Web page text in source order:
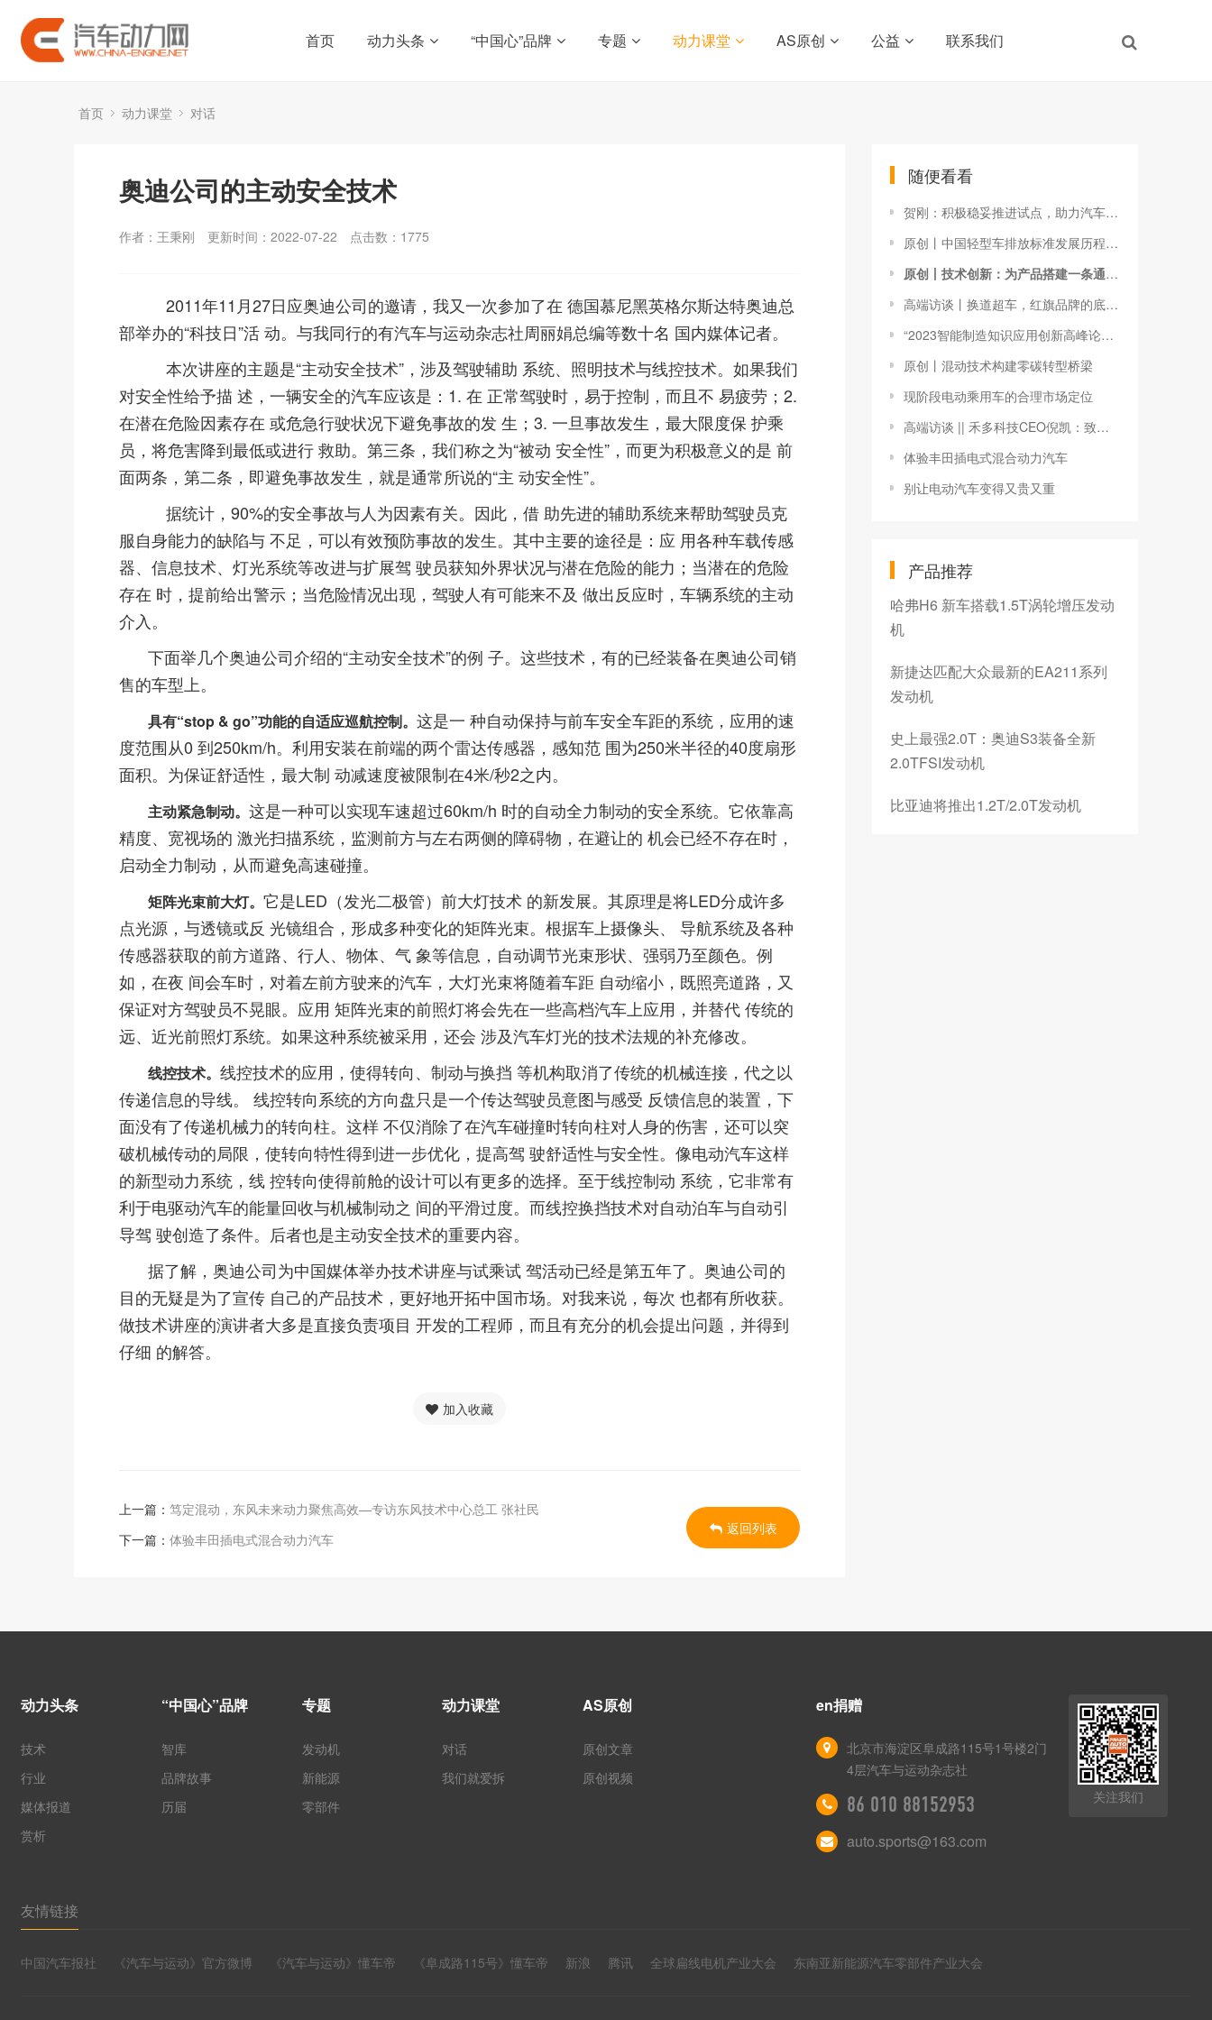
首页 动力头条 “中国心”品牌 专题 动力课堂 AS原创 公益 联系我们
首页 动力课堂 对话
奥迪公司的主动安全技术
作者：王秉刚 更新时间：2022-07-22 点击数： 1775
2011年11月27日应奥迪公司的邀请，我又一次参加了在 德国慕尼黑英格尔斯达特奥迪总
部举办的“科技日”活 动。与我同行的有汽车与运动杂志社周丽娟总编等数十名 国内媒体记者。
本次讲座的主题是“主动安全技术”，涉及驾驶辅助 系统、照明技术与线控技术。如果我们
对安全性给予描 述，一辆安全的汽车应该是：1. 在 正常驾驶时，易于控制，而且不 易疲劳；2.
在潜在危险因素存在 或危急行驶状况下避免事故的发 生；3. 一旦事故发生，最大限度保 护乘
员，将危害降到最低或进行 救助。第三条，我们称之为“被动 安全性”，而更为积极意义的是 前
面两条，第二条，即避免事故发生，就是通常所说的“主 动安全性”。
据统计，90%的安全事故与人为因素有关。因此，借 助先进的辅助系统来帮助驾驶员克
服自身能力的缺陷与 不足，可以有效预防事故的发生。其中主要的途径是：应 用各种车载传感
器、信息技术、灯光系统等改进与扩展驾 驶员获知外界状况与潜在危险的能力；当潜在的危险
存在 时，提前给出警示；当危险情况出现，驾驶人有可能来不及 做出反应时，车辆系统的主动
介入。
下面举几个奥迪公司介绍的“主动安全技术”的例 子。这些技术，有的已经装备在奥迪公司销
售的车型上。
具有“stop & go”功能的自适应巡航控制。 这是一 种自动保持与前车安全车距的系统，应用的速
度范围从0 到250km/h。利用安装在前端的两个雷达传感器，感知范 围为250米半径的40度扇形
面积。为保证舒适性，最大制 动减速度被限制在4米/秒2之内。
主动紧急制动。 这是一种可以实现车速超过60km/h 时的自动全力制动的安全系统。它依靠高
精度、宽视场的 激光扫描系统，监测前方与左右两侧的障碍物，在避让的 机会已经不存在时，
启动全力制动，从而避免高速碰撞。
矩阵光束前大灯。 它是LED（发光二极管）前大灯技术 的新发展。其原理是将LED分成许多
点光源，与透镜或反 光镜组合，形成多种变化的矩阵光束。根据车上摄像头、 导航系统及各种
传感器获取的前方道路、行人、物体、气 象等信息，自动调节光束形状、强弱乃至颜色。例
如，在夜 间会车时，对着左前方驶来的汽车，大灯光束将随着车距 自动缩小，既照亮道路，又
保证对方驾驶员不晃眼。应用 矩阵光束的前照灯将会先在一些高档汽车上应用，并替代 传统的
远、近光前照灯系统。如果这种系统被采用，还会 涉及汽车灯光的技术法规的补充修改。
线控技术。 线控技术的应用，使得转向、制动与换挡 等机构取消了传统的机械连接，代之以
传递信息的导线。 线控转向系统的方向盘只是一个传达驾驶员意图与感受 反馈信息的装置，下
面没有了传递机械力的转向柱。这样 不仅消除了在汽车碰撞时转向柱对人身的伤害，还可以突
破机械传动的局限，使转向特性得到进一步优化，提高驾 驶舒适性与安全性。像电动汽车这样
的新型动力系统，线 控转向使得前舱的设计可以有更多的选择。至于线控制动 系统，它非常有
利于电驱动汽车的能量回收与机械制动之 间的平滑过度。而线控换挡技术对自动泊车与自动引
导驾 驶创造了条件。后者也是主动安全技术的重要内容。
据了解，奥迪公司为中国媒体举办技术讲座与试乘试 驾活动已经是第五年了。奥迪公司的
目的无疑是为了宣传 自己的产品技术，更好地开拓中国市场。对我来说，每次 也都有所收获。
做技术讲座的演讲者大多是直接负责项目 开发的工程师，而且有充分的机会提出问题，并得到
仔细 的解答。
加入收藏
上一篇： 笃定混动，东风未来动力聚焦高效—专访东风技术中心总工 张社民
下一篇： 体验丰田插电式混合动力汽车
返回列表
随便看看
贺刚：积极稳妥推进试点，助力汽车自动驾驶商业化应用
原创丨中国轻型车排放标准发展历程和污染控制技术对策
原创丨技术创新：为产品搭建一条通向消费者的桥
高端访谈丨换道超车，红旗品牌的底气来自哪里？
“2023智能制造知识应用创新高峰论坛”精选演讲二：李培根院士
原创丨混动技术构建零碳转型桥梁
现阶段电动乘用车的合理市场定位
高端访谈 || 禾多科技CEO倪凯：致力成为自动驾驶领域的新型Tier 1
体验丰田插电式混合动力汽车
别让电动汽车变得又贵又重
产品推荐
哈弗H6 新车搭载1.5T涡轮增压发动
机
新捷达匹配大众最新的EA211系列
发动机
史上最强2.0T：奥迪S3装备全新
2.0TFSI发动机
比亚迪将推出1.2T/2.0T发动机
动力头条
技术
行业
媒体报道
赏析
“中国心”品牌
智库
品牌故事
历届
专题
发动机
新能源
零部件
动力课堂
对话
我们就爱拆
AS原创
原创文章
原创视频
en捐赠
北京市海淀区阜成路115号1号楼2门
4层汽车与运动杂志社
86 010 88152953
auto.sports@163.com
关注我们
友情链接
中国汽车报社 《汽车与运动》官方微博 《汽车与运动》懂车帝 《阜成路115号》懂车帝 新浪 腾讯 全球扁线电机产业大会 东南亚新能源汽车零部件产业大会